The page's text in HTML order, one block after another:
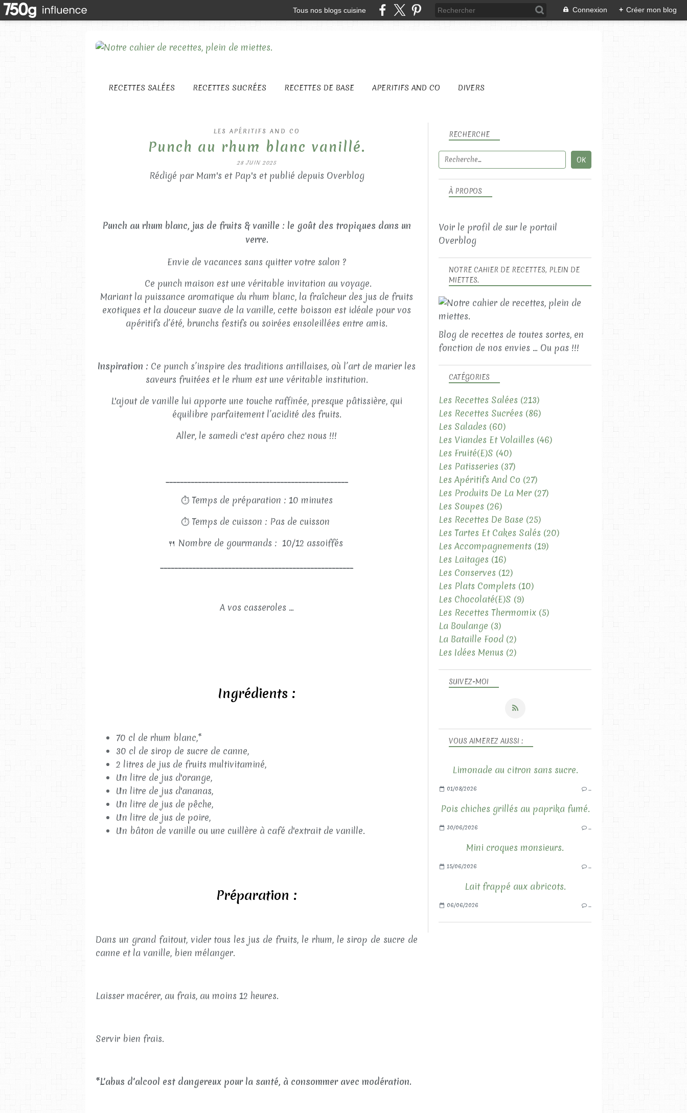
Tous nos blogs cuisine Connexion + Créer mon blog
RECETTES SALÉES RECETTES SUCRÉES RECETTES DE BASE APERITIFS AND CO DIVERS
LES APÉRITIFS AND CO
Punch au rhum blanc vanillé.
28 JUIN 2025
Rédigé par Mam's et Pap's et publié depuis Overblog
Punch au rhum blanc, jus de fruits & vanille : le goût des tropiques dans un
verre.
Envie de vacances sans quitter votre salon ?
Ce punch maison est une véritable invitation au voyage.
Mariant la puissance aromatique du rhum blanc, la fraîcheur des jus de fruits
exotiques et la douceur suave de la vanille, cette boisson est idéale pour vos
apéritifs d’été, brunchs festifs ou soirées ensoleillées entre amis.
Inspiration : Ce punch s’inspire des traditions antillaises, où l’art de marier les
saveurs fruitées et le rhum est une véritable institution.
L'ajout de vanille lui apporte une touche raffinée, presque pâtissière, qui
équilibre parfaitement l’acidité des fruits.
Aller, le samedi c'est apéro chez nous !!!
⏱ Temps de préparation : 10 minutes
⏱ Temps de cuisson : Pas de cuisson
🍴 Nombre de gourmands : 10/12 assoiffés
A vos casseroles ...
Ingrédients :
70 cl de rhum blanc,*
30 cl de sirop de sucre de canne,
2 litres de jus de fruits multivitaminé,
Un litre de jus d'orange,
Un litre de jus d'ananas,
Un litre de jus de pêche,
Un litre de jus de poire,
Un bâton de vanille ou une cuillère à café d'extrait de vanille.
Préparation :
Dans un grand faitout, vider tous les jus de fruits, le rhum, le sirop de sucre de
canne et la vanille, bien mélanger.
Laisser macérer, au frais, au moins 12 heures.
Servir bien frais.
*L'abus d'alcool est dangereux pour la santé, à consommer avec modération.
SUIVEZ-MOI
RECHERCHE
NOTRE CAHIER DE RECETTES, PLEIN DE
MIETTES.
Blog de recettes de toutes sortes, en
fonction de nos envies ... Ou pas !!!
À PROPOS
Voir le profil de sur le portail
Overblog
VOUS AIMEREZ AUSSI :
Limonade au citron sans sucre.
01/08/2026 …
Pois chiches grillés au paprika fumé.
30/06/2026 …
Mini croques monsieurs.
15/06/2026 …
Lait frappé aux abricots.
06/06/2026 …
CATÉGORIES
Les Recettes Salées (213)
Les Recettes Sucrées (86)
Les Salades (60)
Les Viandes Et Volailles (46)
Les Fruité(e)s (40)
Les Patisseries (37)
Les Apéritifs And Co (27)
Les Produits De La Mer (27)
Les Soupes (26)
Les Recettes De Base (25)
Les Tartes Et Cakes Salés (20)
Les Accompagnements (19)
Les Laitages (16)
Les Conserves (12)
Les Plats Complets (10)
Les Chocolaté(e)s (9)
Les Recettes Thermomix (5)
La Boulange (3)
La Bataille Food (2)
Les Idées Menus (2)